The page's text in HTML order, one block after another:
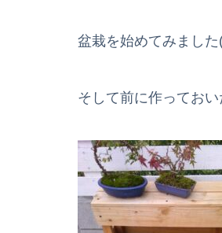
盆栽を始めてみました
そして前に作ってお